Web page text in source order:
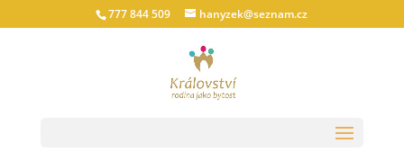
777 844 509 hanyzek@seznam.cz